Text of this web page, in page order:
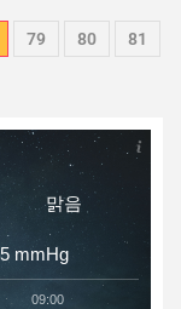
79 80
81
맑음
mmHg
09:00